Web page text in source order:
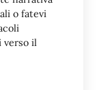
o fatevi
verso il